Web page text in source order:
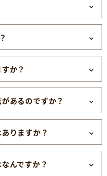
か？
あるのですか？
りますか？
んですか？